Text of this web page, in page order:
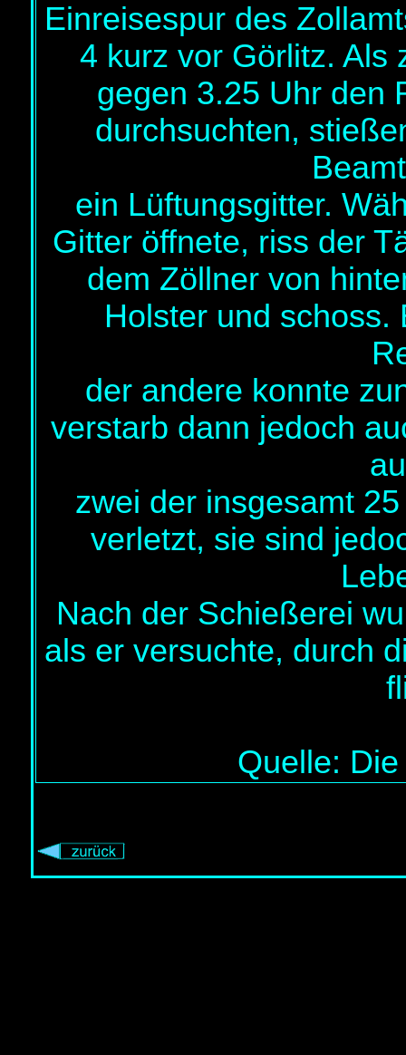
Einreisespur des
4 kurz vor Görlitz. Als
gegen 3.25 Uhr den
durchsuchten,
ein Lüftungsgitter.
Gitter öffnete, riss der
dem Zöllner von
Holster und schoss.
der andere konnte
verstarb dann jedoch
zwei der insgesamt
verletzt, sie sind
Nach der Schießerei
als er versuchte, durch
Quelle: